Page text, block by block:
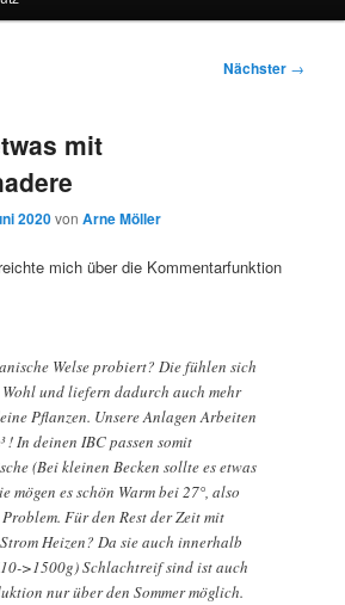
Nächster →
mit
2020vonArne Möller
mich über die Kommentarfunktion
Welse probiert? Die fühlen sich
und liefern dadurch auch mehr
Pflanzen. Unsere Anlagen Arbeiten
! In deinen IBC passen somit
(Bei kleinen Becken sollte es etwas
mögen es schön Warm bei 27°, also
Für den Rest der Zeit mit
Heizen? Da sie auch innerhalb
>1500g) Schlachtreif sind ist auch
nur über den Sommer möglich.